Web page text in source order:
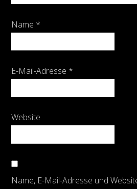
Name *
E-Mail-Adresse *
Website
Name, E-Mail-Adresse und